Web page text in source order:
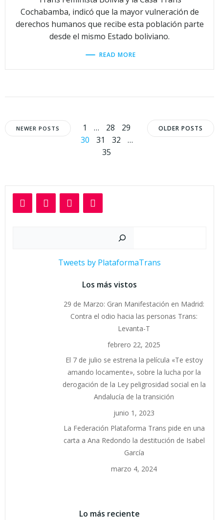
Cochabamba, indicó que la mayor vulneración de
derechos humanos que recibe esta población parte
desde el mismo Estado boliviano.
READ MORE
Navegación
las
entradas
NEWER POSTS
Navegación
por
las
entradas
Página
1 … Página
28 Página
29
Página
30
Página
31 Página
32 …
Página
35
las
OLDER POSTS
Tweets by PlataformaTrans
Los más vistos
29 de Marzo: Gran Manifestación en Madrid:
Contra el odio hacia las personas Trans:
Levanta-T
febrero 22, 2025
El 7 de julio se estrena la película «Te estoy
amando locamente», sobre la lucha por la
derogación de la Ley peligrosidad social en la
Andalucía de la transición
junio 1, 2023
La Federación Plataforma Trans pide en una
carta a Ana Redondo la destitución de Isabel
García
marzo 4, 2024
Lo más reciente